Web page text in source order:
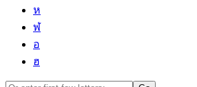
ห
ฬ
อ
ฮ